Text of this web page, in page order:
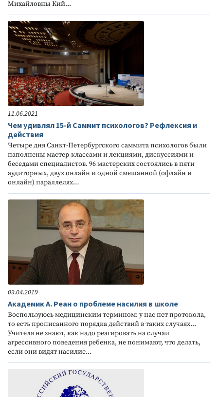
Михайловны Кий...
11.06.2021
Чем удивлял 15-й Саммит психологов? Рефлексия и
действия
Четыре дня Санкт-Петербургского саммита психологов были
наполнены мастер-классами и лекциями, дискуссиями и
беседами специалистов. 96 мастерских состоялись в пяти
аудиторных, двух онлайн и одной смешанной (офлайн и
онлайн) параллелях…
09.04.2019
Академик А. Реан о проблеме насилия в школе
Воспользуюсь медицинским термином: у нас нет протокола,
то есть прописанного порядка действий в таких случаях...
Учителя не знают, как надо реагировать на случаи
агрессивного поведения ребенка, не понимают, что делать,
если они видят насилие...